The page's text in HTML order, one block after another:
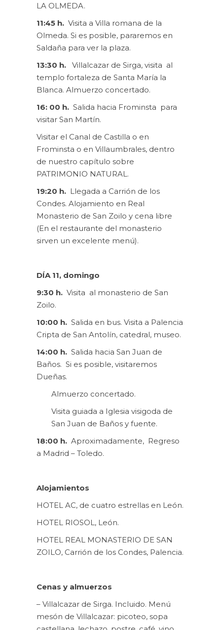
LA OLMEDA.
11:45 h. Visita a Villa romana de la
Olmeda. Si es posible, pararemos en
Saldaña para ver la plaza.
13:30 h. Villalcazar de Sirga, visita al
templo fortaleza de Santa María la
Blanca. Almuerzo concertado.
16: 00 h. Salida hacia Frominsta para
visitar San Martín.
Visitar el Canal de Castilla o en
Frominsta o en Villaumbrales, dentro
de nuestro capítulo sobre
PATRIMONIO NATURAL.
19:20 h. Llegada a Carrión de los
Condes. Alojamiento en Real
Monasterio de San Zoilo y cena libre
(En el restaurante del monasterio
sirven un excelente menú).
DÍA 11, domingo
9:30 h. Visita al monasterio de San
Zoilo.
10:00 h. Salida en bus. Visita a Palencia
Cripta de San Antolín, catedral, museo.
14:00 h. Salida hacia San Juan de
Baños. Si es posible, visitaremos
Dueñas.
Almuerzo concertado.
Visita guiada a Iglesia visigoda de
San Juan de Baños y fuente.
18:00 h. Aproximadamente, Regreso
a Madrid – Toledo.
Alojamientos
HOTEL AC, de cuatro estrellas en León.
HOTEL RIOSOL, León.
HOTEL REAL MONASTERIO DE SAN
ZOILO, Carrión de los Condes, Palencia.
Cenas y almuerzos
– Villalcazar de Sirga. Incluido. Menú
mesón de Villalcazar: picoteo, sopa